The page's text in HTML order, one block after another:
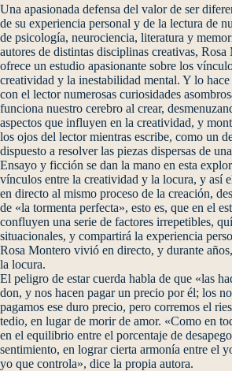
Una apasionada defensa del valor de ser
de su experiencia personal y de la lectura de
de psicología, neurociencia, literatura y
autores de distintas disciplinas creativas, Rosa
ofrece un estudio apasionante sobre los
creatividad y la inestabilidad mental. Y lo
con el lector numerosas curiosidades
funciona nuestro cerebro al crear,
aspectos que influyen en la creatividad, y
los ojos del lector mientras escribe, como un
dispuesto a resolver las piezas dispersas de
Ensayo y ficción se dan la mano en esta
vínculos entre la creatividad y la locura, y así
en directo al mismo proceso de la creación,
de «la tormenta perfecta», esto es, que en el
confluyen una serie de factores irrepetibles,
situacionales, y compartirá la experiencia
Rosa Montero vivió en directo, y durante
la locura.
El peligro de estar cuerda habla de que «las
don, y nos hacen pagar un precio por él; los
pagamos ese duro precio, pero corremos el
tedio, en lugar de morir de amor. «Como en
en el equilibrio entre el porcentaje de
sentimiento, en lograr cierta armonía entre el
yo que controla», dice la propia autora.